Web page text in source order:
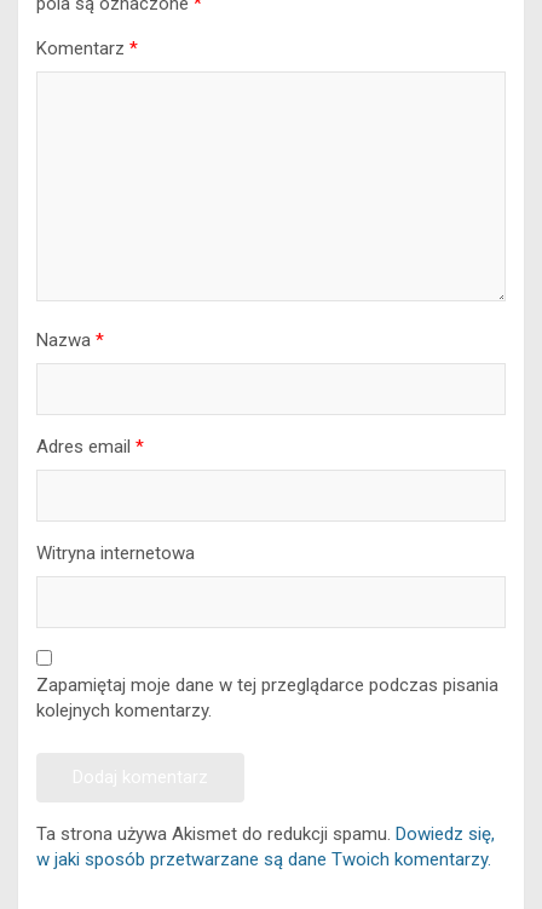
Komentarz *
Nazwa *
Adres email *
Witryna internetowa
Zapamiętaj moje dane w tej przeglądarce podczas pisania
kolejnych komentarzy.
Ta strona używa Akismet do redukcji spamu. Dowiedz się,
w jaki sposób przetwarzane są dane Twoich komentarzy.